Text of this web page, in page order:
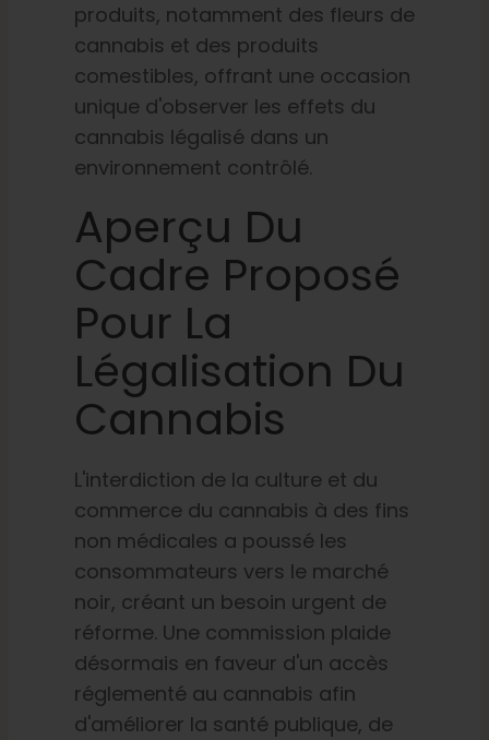
produits, notamment des fleurs de
cannabis et des produits
comestibles, offrant une occasion
unique d'observer les effets du
cannabis légalisé dans un
environnement contrôlé.
Aperçu Du
Cadre Proposé
Pour La
Légalisation Du
Cannabis
L'interdiction de la culture et du
commerce du cannabis à des fins
non médicales a poussé les
consommateurs vers le marché
noir, créant un besoin urgent de
réforme. Une commission plaide
désormais en faveur d'un accès
réglementé au cannabis afin
d'améliorer la santé publique, de